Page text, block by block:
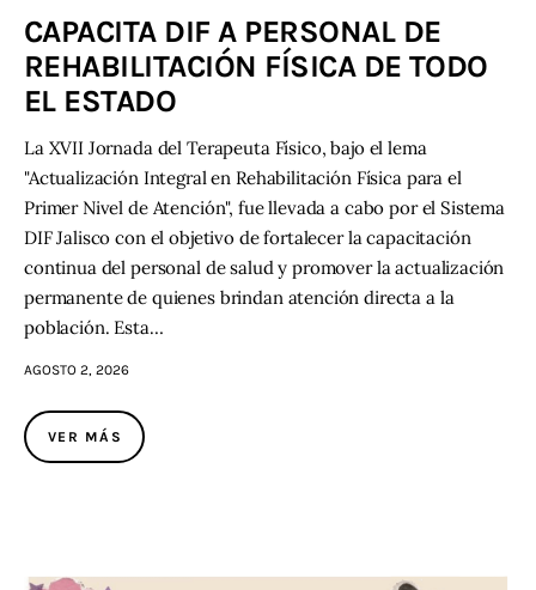
CAPACITA DIF A PERSONAL DE
REHABILITACIÓN FÍSICA DE TODO
EL ESTADO
La XVII Jornada del Terapeuta Físico, bajo el lema
"Actualización Integral en Rehabilitación Física para el
Primer Nivel de Atención", fue llevada a cabo por el Sistema
DIF Jalisco con el objetivo de fortalecer la capacitación
continua del personal de salud y promover la actualización
permanente de quienes brindan atención directa a la
población. Esta…
AGOSTO 2, 2026
VER MÁS